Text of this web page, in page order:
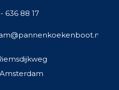
636 88 17